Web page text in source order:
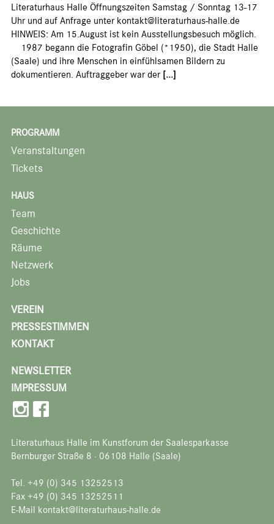
Literaturhaus Halle Öffnungszeiten Samstag / Sonntag 13-17
Uhr und auf Anfrage unter kontakt@literaturhaus-halle.de
HINWEIS: Am 15.August ist kein Ausstellungsbesuch möglich.
1987 begann die Fotografin Göbel (*1950), die Stadt Halle
(Saale) und ihre Menschen in einfühlsamen Bildern zu
dokumentieren. Auftraggeber war der [...]
PROGRAMM
Veranstaltungen
Tickets
HAUS
Team
Geschichte
Räume
Netzwerk
Jobs
VEREIN
PRESSESTIMMEN
KONTAKT
NEWSLETTER
IMPRESSUM
Literaturhaus Halle im Kunstforum der Saalesparkasse
Bernburger Straße 8 · 06108 Halle (Saale)
Tel. +49 (0) 345 13252513
Fax +49 (0) 345 13252511
E-Mail kontakt@literaturhaus-halle.de